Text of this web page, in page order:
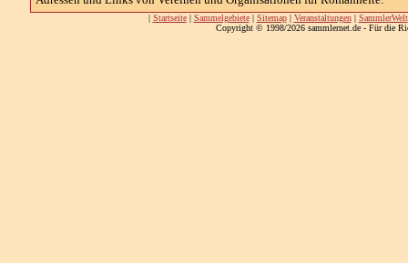
| Startseite| Sammelgebiete| Sitemap| Veranstaltungen| SammlerWelt
Copyright © 1998/2026 sammlernet.de - Für die